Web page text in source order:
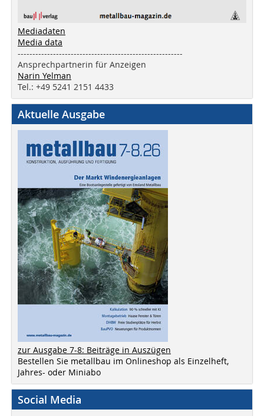
Mediadaten
Media data
--------------------------------------------------------
Ansprechpartnerin für Anzeigen
Narin Yelman
Tel.: +49 5241 2151 4433
Aktuelle Ausgabe
zur Ausgabe 7-8: Beiträge in Auszügen
Bestellen Sie metallbau im Onlineshop als Einzelheft,
Jahres- oder Miniabo
Social Media